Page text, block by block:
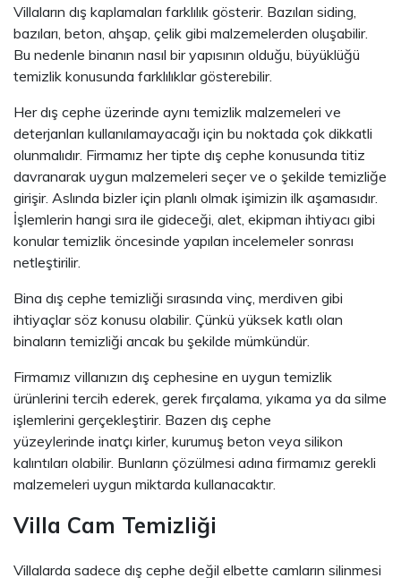
Villaların dış kaplamaları farklılık gösterir. Bazıları siding,
bazıları, beton, ahşap, çelik gibi malzemelerden oluşabilir.
Bu nedenle binanın nasıl bir yapısının olduğu, büyüklüğü
temizlik konusunda farklılıklar gösterebilir.
Her dış cephe üzerinde aynı temizlik malzemeleri ve
deterjanları kullanılamayacağı için bu noktada çok dikkatli
olunmalıdır. Firmamız her tipte dış cephe konusunda titiz
davranarak uygun malzemeleri seçer ve o şekilde temizliğe
girişir. Aslında bizler için planlı olmak işimizin ilk aşamasıdır.
İşlemlerin hangi sıra ile gideceği, alet, ekipman ihtiyacı gibi
konular temizlik öncesinde yapılan incelemeler sonrası
netleştirilir.
Bina dış cephe temizliği sırasında vinç, merdiven gibi
ihtiyaçlar söz konusu olabilir. Çünkü yüksek katlı olan
binaların temizliği ancak bu şekilde mümkündür.
Firmamız villanızın dış cephesine en uygun temizlik
ürünlerini tercih ederek, gerek fırçalama, yıkama ya da silme
işlemlerini gerçekleştirir. Bazen dış cephe
yüzeylerinde inatçı kirler, kurumuş beton veya silikon
kalıntıları olabilir. Bunların çözülmesi adına firmamız gerekli
malzemeleri uygun miktarda kullanacaktır.
Villa Cam Temizliği
Villalarda sadece dış cephe değil elbette camların silinmesi